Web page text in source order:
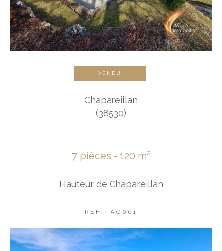
VENDU
Chapareillan
(38530)
7 pièces - 120 m²
Hauteur de Chapareillan
REF : AG661